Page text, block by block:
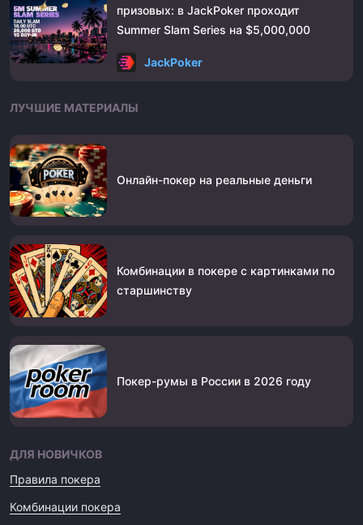
призовых: в JackPoker проходит
Summer Slam Series на $5,000,000
JackPoker
ЛУЧШИЕ МАТЕРИАЛЫ
Онлайн-покер на реальные деньги
Комбинации в покере с картинками по
старшинству
Покер-румы в России в 2026 году
ДЛЯ НОВИЧКОВ
Правила покера
Комбинации покера